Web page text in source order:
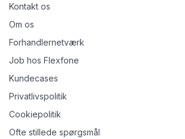
Kontakt os
Om os
Forhandlernetværk
Job hos Flexfone
Kundecases
Privatlivspolitik
Cookiepolitik
Ofte stillede spørgsmål